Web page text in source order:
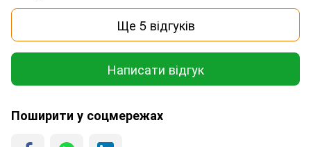
Ще 5 відгуків
Написати відгук
Поширити у соцмережах